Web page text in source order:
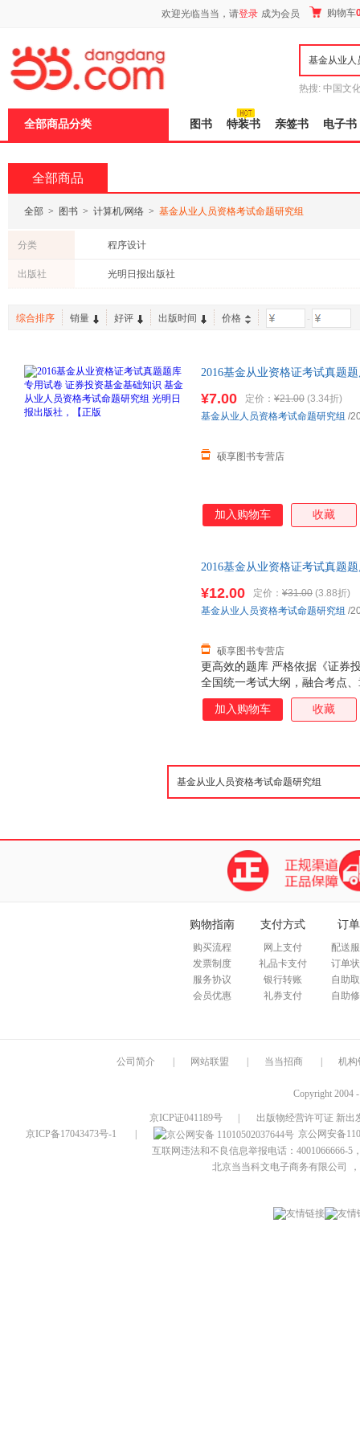
欢迎光临当当，请登录 成为会员 购物车
热搜: 中国文
全部商品分类 图书 特装书 亲签书 电子书
全部商品
全部 > 图书 > 计算机/网络 > 基金从业人员资格考试命题研究组
分类 程序设计
出版社 光明日报出版社
综合排序 销量 好评 出版时间 价格 -
2016基金从业资格证考试真题
捷，下单秒杀，欢迎选购！
¥7.00 定价： ¥21.00 (3.34折)
硕享图书专营店
基金从业人员资格考试命题研究组 /
加入购物车 收藏
2016基金从业资格证考试真题
捷，下单秒杀，欢迎选购！
更高效的题库 严格依据《证券
全国统一考试大纲，融合考点
教材页码，把教材变“薄”，使
体例 从一般的认识规律出发，
用的软件 电脑软件、手机软件
人交流群、特色等，过关更简
¥12.00 定价： ¥31.00 (3.88折)
硕享图书专营店
基金从业人员资格考试命题研究组 /
加入购物车 收藏
页
加
购物指南
购买流程
发票制度
服务协议
会员优惠
支付方式
网上支付
礼品卡支付
银行转账
礼券支付
订
配送
订单
自助
自助
公司简介 网站联盟 当当招商 机构
Copyright 2004
京ICP证041189号
出版物经营许可证 新出
京ICP备17043473号-1
京公网安备
互联网违法和不良信息举报电话：4001066666-5
北京当当科文电子商务有限公司